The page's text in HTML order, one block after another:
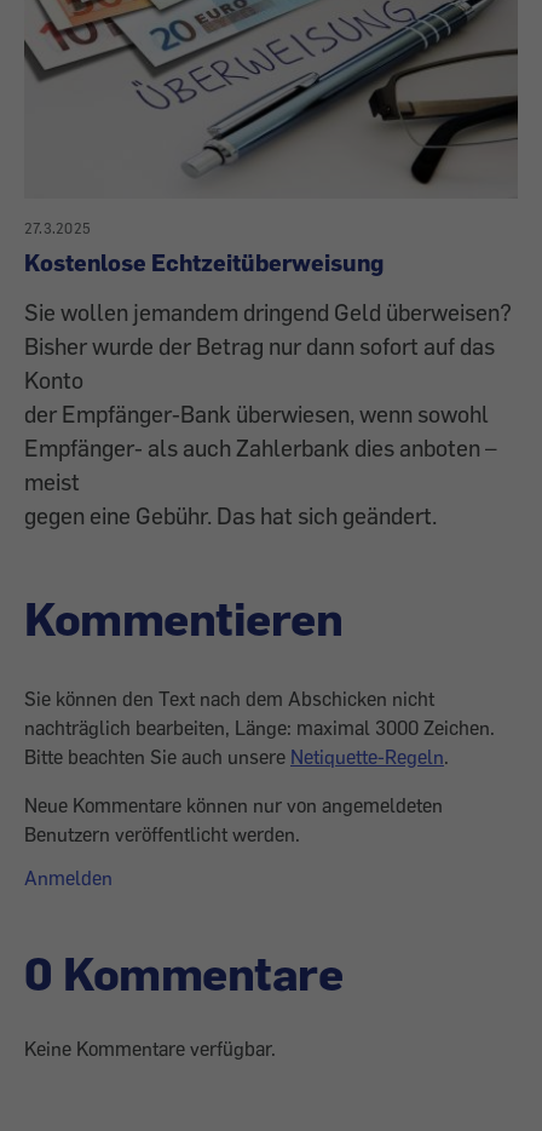
27.3.2025
Kostenlose Echtzeitüberweisung
Sie wollen jemandem dringend Geld überweisen?
Bisher wurde der Betrag nur dann sofort auf das
Konto
der Empfänger-Bank überwiesen, wenn sowohl
Empfänger- als auch Zahlerbank dies anboten –
meist
gegen eine Gebühr. Das hat sich geändert.
Kommentieren
Sie können den Text nach dem Abschicken nicht
nachträglich bearbeiten, Länge: maximal 3000 Zeichen.
Bitte beachten Sie auch unsere Netiquette-Regeln.
Neue Kommentare können nur von angemeldeten
Benutzern veröffentlicht werden.
Anmelden
0 Kommentare
Keine Kommentare verfügbar.